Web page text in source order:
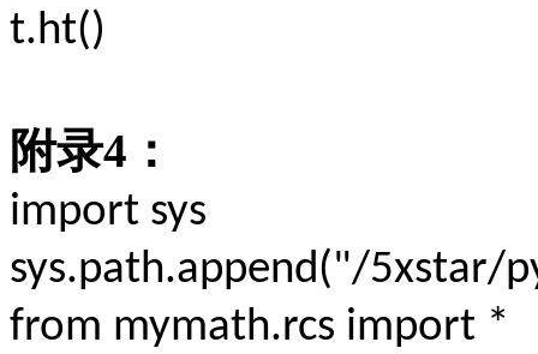
t.ht()
附录4 ：
import sys
sys.path.append("/5xstar/
from mymath.rcs import *